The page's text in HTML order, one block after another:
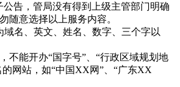
公告，管局没有得到上级主管部门明确
随意选择以上服务内容。
域名、英文、姓名、数字、三个字以
不能开办“国字号”、“行政区域规划地
的网站，如“中国XX网”、“广东XX